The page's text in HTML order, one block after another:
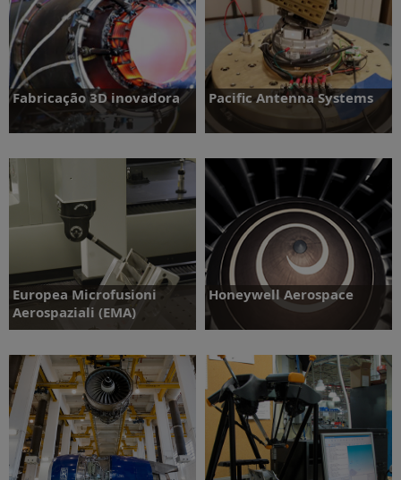
Fabricação 3D inovadora
Saiba mais
Pacific Antenna Systems
Saiba mais
Europea Microfusioni
Aerospaziali (EMA)
Saiba mais
Honeywell Aerospace
Saiba mais